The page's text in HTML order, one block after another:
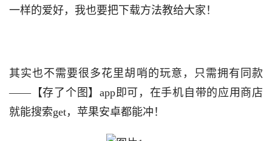
一样的爱好，我也要把下载方法教给大家！
其实也不需要很多花里胡哨的玩意，只需拥有同款
——【存了个图】app即可，在手机自带的应用商店
就能搜索get，苹果安卓都能冲！